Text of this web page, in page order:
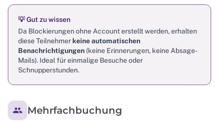
💡 Gut zu wissen
Da Blockierungen ohne Account erstellt werden, erhalten
diese Teilnehmer keine automatischen
Benachrichtigungen (keine Erinnerungen, keine Absage-
Mails). Ideal für einmalige Besuche oder
Schnupperstunden.
Mehrfachbuchung